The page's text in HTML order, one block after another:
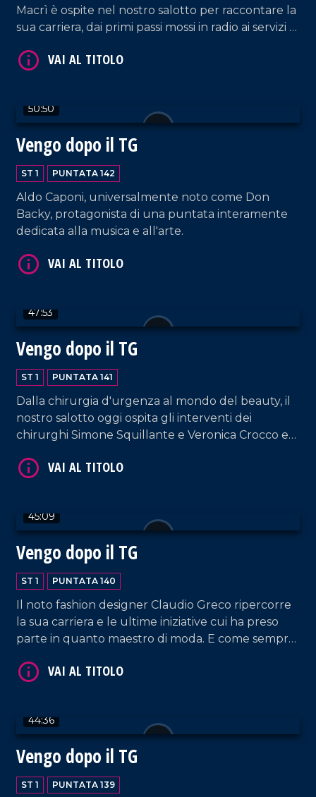
Macrì è ospite nel nostro salotto per raccontare la
sua carriera, dai primi passi mossi in radio ai servizi di
50:50
Vengo dopo il TG
ST 1 PUNTATA 142
Aldo Caponi, universalmente noto come Don
Backy, protagonista di una puntata interamente
dedicata alla musica e all'arte.
47:53
Vengo dopo il TG
ST 1 PUNTATA 141
Dalla chirurgia d'urgenza al mondo del beauty, il
nostro salotto oggi ospita gli interventi dei
chirurghi Simone Squillante e Veronica Crocco e
"Kate Sherasade Vibo Valentia", supportata dal
45:09
Vengo dopo il TG
ST 1 PUNTATA 140
Il noto fashion designer Claudio Greco ripercorre
la sua carriera e le ultime iniziative cui ha preso
parte in quanto maestro di moda. E come sempre,
44:36
Vengo dopo il TG
ST 1 PUNTATA 139
VAI AL TITOLO
VAI AL TITOLO